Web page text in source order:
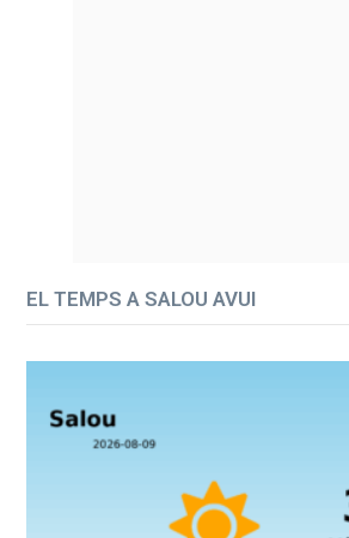
EL TEMPS A SALOU AVUI